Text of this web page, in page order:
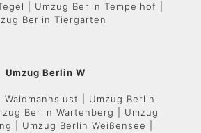
| Umzug Berlin Tempelhof |
Berlin Tiergarten
Umzug Berlin W
Waidmannslust | Umzug Berlin
Berlin Wartenberg | Umzug
| Umzug Berlin Weißensee |